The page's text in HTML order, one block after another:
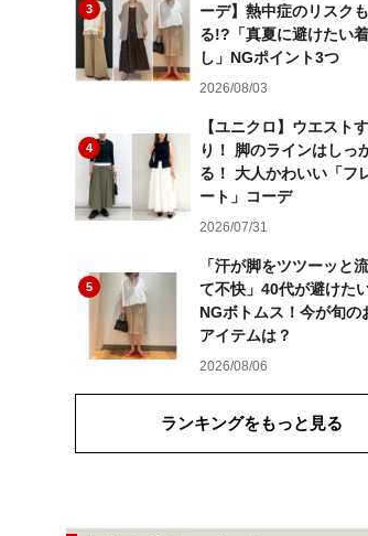
3
ーデ】熱中症のリスク
る!?「真夏に避けたい
し」NGポイント3つ
2026/08/03
4
【ユニクロ】ウエスト
り！ 脚のラインはしっ
る！ 大人かわいい「フ
ート」コーデ
2026/07/31
5
「汗が脚をツツーッと
て不快」40代が避けた
NGボトムス！今が旬の
アイテムは？
2026/08/06
ランキングをもっと見る